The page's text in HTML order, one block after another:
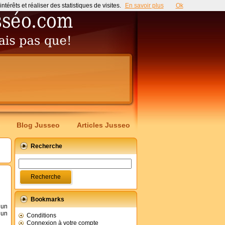
Blog Jusseo Articles Jusseo
Recherche
Bookmarks
Conditions
Connexion à votre compte
et réaliser des statistiques de visites. En savoir plus Ok